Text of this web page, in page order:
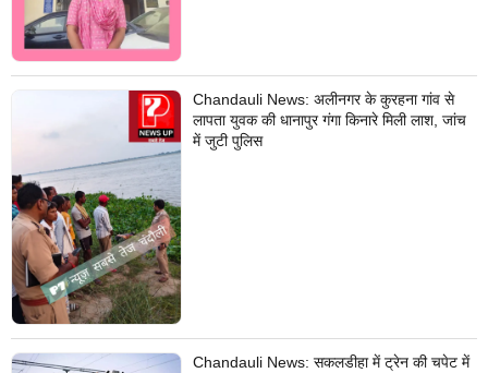
Chandauli News: अलीनगर के कुरहना गांव से
लापता युवक की धानापुर गंगा किनारे मिली लाश, जांच
में जुटी पुलिस
Chandauli News: सकलडीहा में ट्रेन की चपेट में